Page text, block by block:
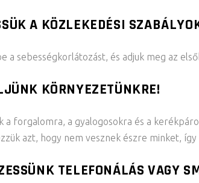
A KÖZLEKEDÉSI
a sebességkorlátozást, és adjuk meg az
KÖRNYEZETÜNKRE!
a forgalomra, a gyalogosokra és a
azt, hogy nem vesznek észre minket,
TELEFONÁLÁS VAGY